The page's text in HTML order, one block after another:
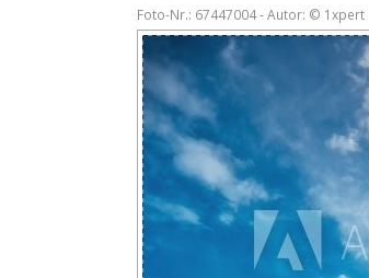
Foto-Nr.: 67447004 - Autor: © 1xpert